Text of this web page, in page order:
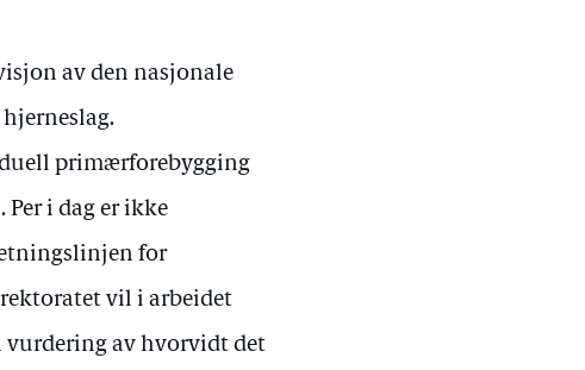
av den nasjonale
primærforebygging
Per i dag er ikke
for
vil i arbeidet
vurdering av hvorvidt det